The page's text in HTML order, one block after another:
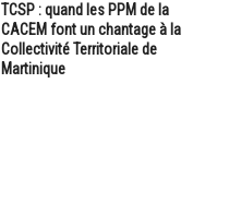
TCSP : quand les PPM de la
CACEM font un chantage à la
Collectivité Territoriale de
Martinique